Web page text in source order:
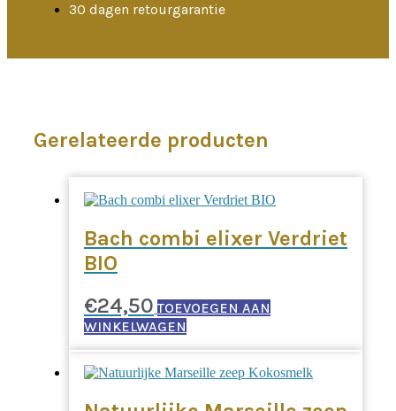
30 dagen retourgarantie
Gerelateerde producten
Bach combi elixer Verdriet
BIO
€24,50 TOEVOEGEN AAN
WINKELWAGEN